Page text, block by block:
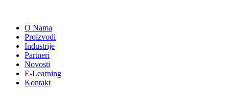
O Nama
Proizvodi
Industrije
Partneri
Novosti
E-Learning
Kontakt